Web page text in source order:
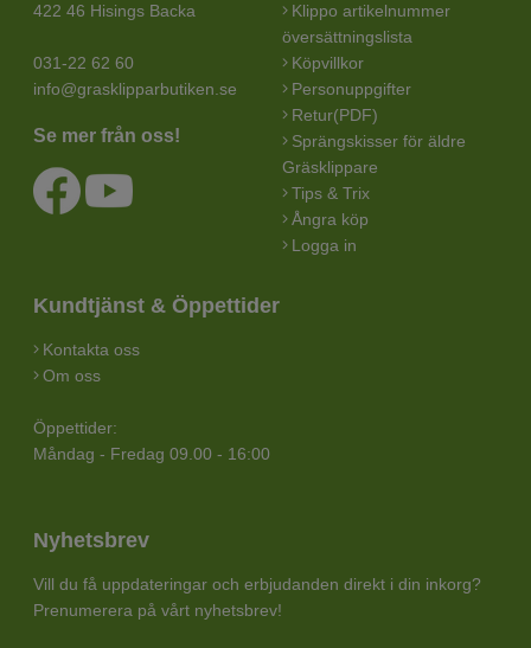
422 46 Hisings Backa
031-22 62 60
info@grasklipparbutiken.se
Se mer från oss!
Klippo artikelnummer
översättningslista
Köpvillkor
Personuppgifter
Retur(PDF)
Sprängskisser för äldre
Gräsklippare
Tips & Trix
Ångra köp
Logga in
Kundtjänst & Öppettider
Kontakta oss
Om oss
Öppettider:
Måndag - Fredag 09.00 - 16:00
Nyhetsbrev
Vill du få uppdateringar och erbjudanden direkt i din inkorg?
Prenumerera på vårt nyhetsbrev!